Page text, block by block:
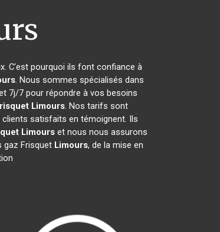
C'est pourquoi ils font confiance à
. Nous sommes spécialisés dans
7j/7 pour répondre à vos besoins
Limours. Nos tarifs sont
satisfaits en témoignent. Ils
Limourset nous nous assurons
gaz Frisquet Limours, de la mise en